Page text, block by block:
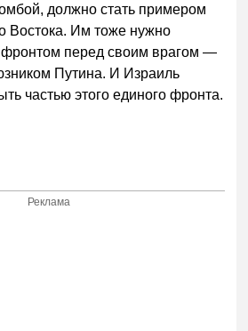
должно стать примером
Востока. Им тоже нужно
перед своим врагом —
Путина. И Израиль
частью этого единого фронта.
Реклама